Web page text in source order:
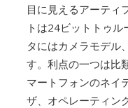
目に見えるアーティ
トは24ビットトゥ
タにはカメラモデル
す。利点の一つは比
マートフォンのネイ
ザ、オペレーティン